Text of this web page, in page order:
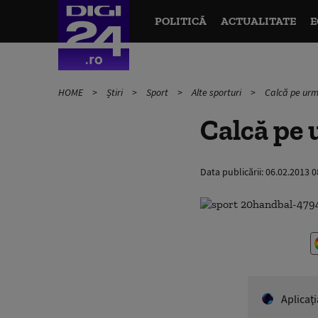
POLITICĂ ACTUALITATE
HOME Știri Sport Alte sporturi Calcă pe
Calcă
Data publicării:06.02.2013